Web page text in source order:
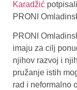
Karadžić
PRONI
PRONI
imaju za cilj
njihov razvoj i
pružanje istih
rad i neformalno